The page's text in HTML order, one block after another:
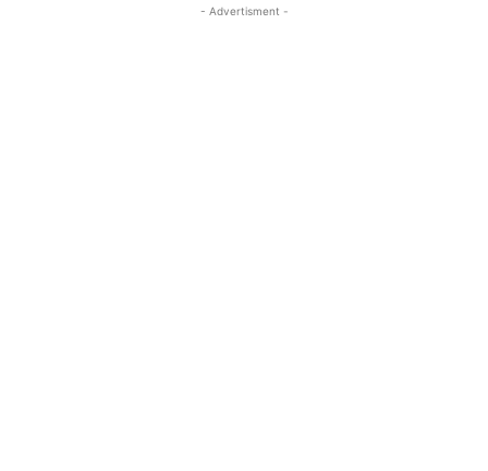
- Advertisment -